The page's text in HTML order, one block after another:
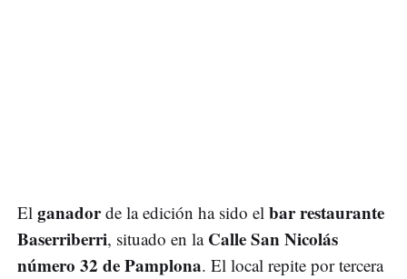
El ganadorde la edición ha sido el bar restaurante
Baserriberri, situado en la Calle San Nicolás
número 32 de Pamplona. El local repite por tercera